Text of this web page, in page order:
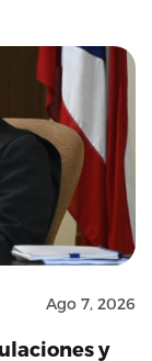
Ago 7, 2026
y